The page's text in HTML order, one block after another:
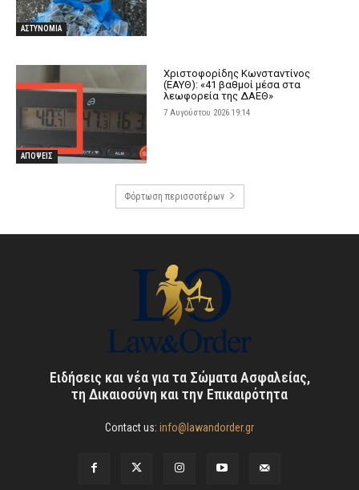
ΑΣΤΥΝΟΜΙΑ
ΑΠΟΨΕΙΣ
Χριστοφορίδης Κωνσταντίνος
(ΕΑΥΘ): «41 βαθμοί μέσα στα
λεωφορεία της ΔΑΕΘ»
7 Αυγούστου 2026 19:14
Φόρτωση περισσοτέρων
Ειδήσεις και νέα για τα Σώματα Ασφαλείας,
τη Δικαιοσύνη και την Επικαιρότητα
Contact us: info@lawandorder.gr